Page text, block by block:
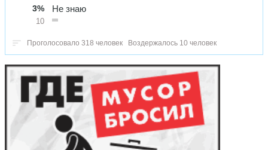
3%
10
Не знаю
Проголосовало 318 человек Воздержалось 10 человек